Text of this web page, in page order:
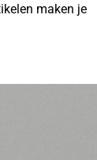
maken je